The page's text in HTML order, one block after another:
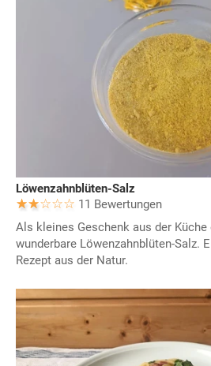
Löwenzahnblüten-Salz
11 Bewertungen
Als kleines Geschenk aus der
wunderbare Löwenzahnblüten-Salz.
Rezept aus der Natur.